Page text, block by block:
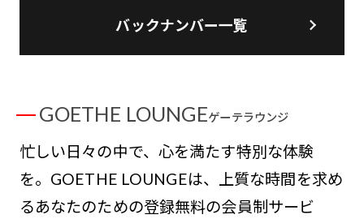
バックナンバー一覧
GOETHE LOUNGEゲーテラウンジ
忙しい日々の中で、心を満たす特別な体験
を。GOETHE LOUNGEは、上質な時間を求め
るあなたのための登録無料の会員制サービ